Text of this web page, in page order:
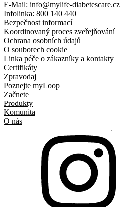
E-Mail: info@mylife-diabetescare.cz
Infolinka: 800 140 440
Bezpečnost informací
Koordinovaný proces zveřejňování
Ochrana osobních údajů
O souborech cookie
Linka péče o zákazníky a kontakty
Certifikáty
Zpravodaj
Poznejte myLoop
Začnete
Produkty
Komunita
O nás